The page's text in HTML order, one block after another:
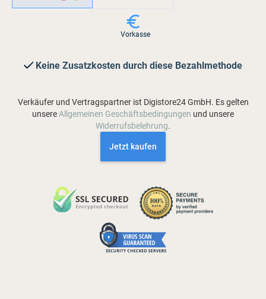
Vorkasse
Keine Zusatzkosten durch diese Bezahlmethode
Verkäufer und Vertragspartner ist Digistore24 GmbH. Es gelten
unsereAllgemeinen Geschäftsbedingungen und unsere
Widerrufsbelehrung.
Jetzt kaufen